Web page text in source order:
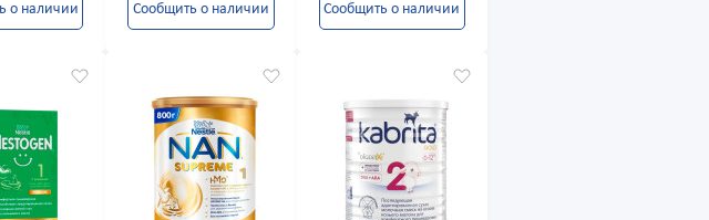
о наличии
Сообщить о наличии
Сообщить о наличии